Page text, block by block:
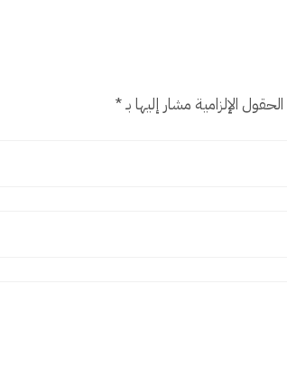
الحقول الإلزامية مشار إليها بـ*